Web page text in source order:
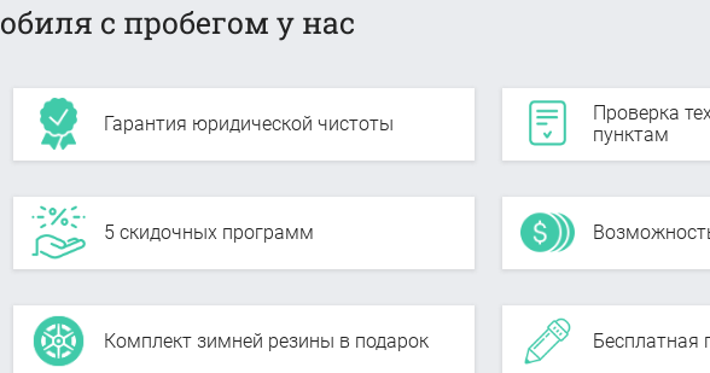
с пробегом у нас
Гарантия юридической чистоты
Проверка
пунктам
5 скидочных программ
Комплект зимней резины в подарок Бесплатная